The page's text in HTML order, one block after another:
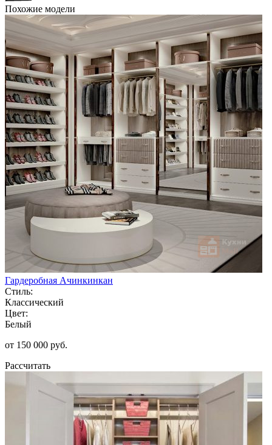
Похожие модели
Гардеробная Ачинкинкан
Стиль:
Классический
Цвет:
Белый
от 150 000 руб.
Рассчитать